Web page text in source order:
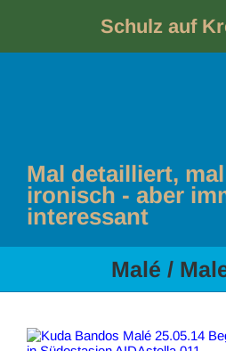
Schulz auf
Mal detailliert,
ironisch - aber
interessant
Malé /